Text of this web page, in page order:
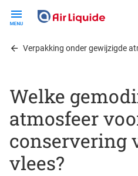
contentVerpakking onder gewijzigde
Welke
atmosfeer
conservering
vlees?